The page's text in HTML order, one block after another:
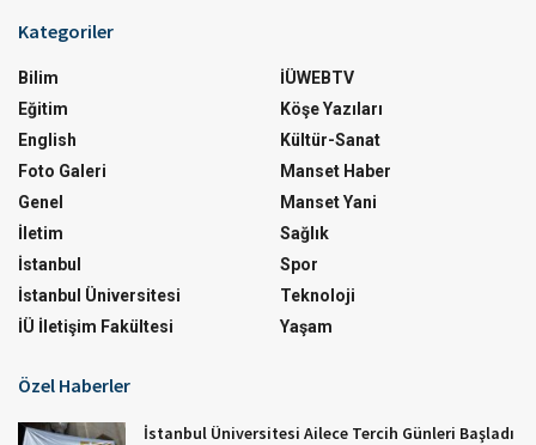
Kategoriler
Bilim
Eğitim
English
Foto Galeri
Genel
İletim
İstanbul
İstanbul Üniversitesi
İÜ İletişim Fakültesi
İÜWEBTV
Köşe Yazıları
Kültür-Sanat
Manset Haber
Manset Yani
Sağlık
Spor
Teknoloji
Yaşam
Özel Haberler
İstanbul Üniversitesi Ailece Tercih Günleri Başladı